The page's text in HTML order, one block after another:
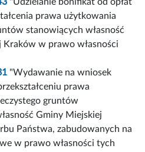
prawa użytkowania
stanowiących własność
Kraków w prawo własności
"Wydawanie na wniosek
prawa
gruntów
Gminy Miejskiej
Państwa, zabudowanych na
w prawo własności tych